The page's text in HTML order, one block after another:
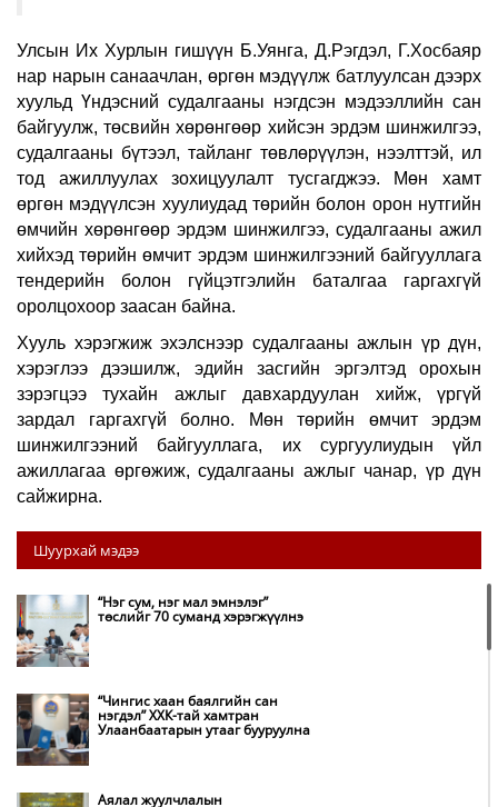
Улсын Их Хурлын гишүүн Б.Уянга, Д.Рэгдэл, Г.Хосбаяр
нар нарын санаачлан, өргөн мэдүүлж батлуулсан дээрх
хуульд Үндэсний судалгааны нэгдсэн мэдээллийн сан
байгуулж, төсвийн хөрөнгөөр хийсэн эрдэм шинжилгээ,
судалгааны бүтээл, тайланг төвлөрүүлэн, нээлттэй, ил
тод ажиллуулах зохицуулалт тусгагджээ. Мөн хамт
өргөн мэдүүлсэн хуулиудад төрийн болон орон нутгийн
өмчийн хөрөнгөөр эрдэм шинжилгээ, судалгааны ажил
хийхэд төрийн өмчит эрдэм шинжилгээний байгууллага
тендерийн болон гүйцэтгэлийн баталгаа гаргахгүй
оролцохоор заасан байна.
Хууль хэрэгжиж эхэлснээр судалгааны ажлын үр дүн,
хэрэглээ дээшилж, эдийн засгийн эргэлтэд орохын
зэрэгцээ тухайн ажлыг давхардуулан хийж, үргүй
зардал гаргахгүй болно. Мөн төрийн өмчит эрдэм
шинжилгээний байгууллага, их сургуулиудын үйл
ажиллагаа өргөжиж, судалгааны ажлыг чанар, үр дүн
сайжирна.
Шуурхай мэдээ
“Нэг сум, нэг мал эмнэлэг”
төслийг 70 суманд хэрэгжүүлнэ
“Чингис хаан баялгийн сан
нэгдэл” ХХК-тай хамтран
Улаанбаатарын утааг бууруулна
Аялал жуулчлалын